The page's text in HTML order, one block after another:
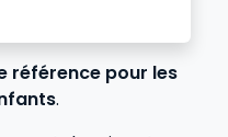
référence pour les
.